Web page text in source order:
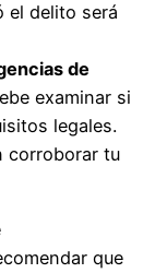
el delito será
de
examinar si
legales.
corroborar tu
que